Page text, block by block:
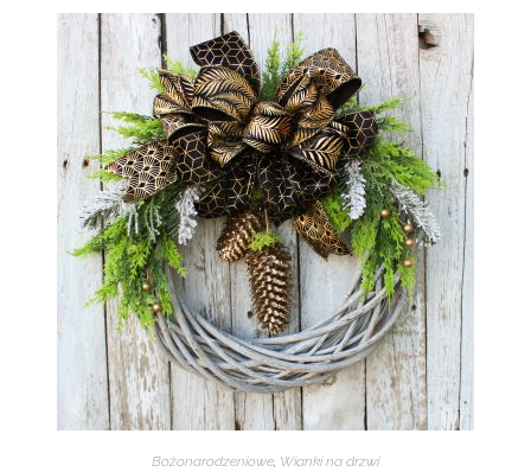
Bożonarodzeniowe, Wianki na drzwi